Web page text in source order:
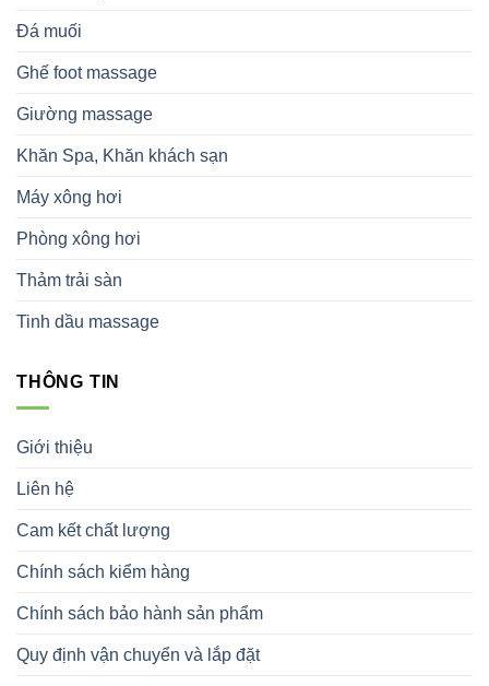
Đá muối
Ghế foot massage
Giường massage
Khăn Spa, Khăn khách sạn
Máy xông hơi
Phòng xông hơi
Thảm trải sàn
Tinh dầu massage
THÔNG TIN
Giới thiệu
Liên hệ
Cam kết chất lượng
Chính sách kiểm hàng
Chính sách bảo hành sản phẩm
Quy định vận chuyển và lắp đặt